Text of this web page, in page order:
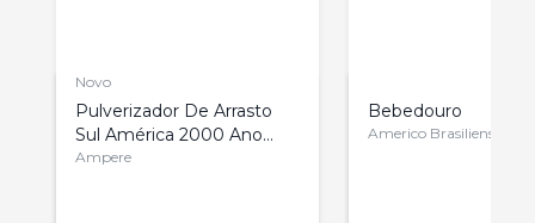
Novo
Pulverizador De Arrasto
Sul América 2000 Ano
2023
Ampere
Bebedouro
Americo Brasiliense